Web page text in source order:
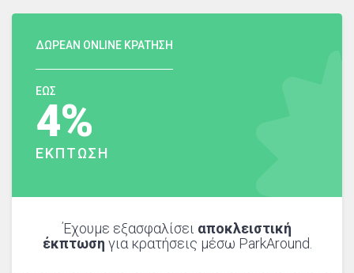
ΔΩΡΕΑΝ ONLINE ΚΡΑΤΗΣΗ
ΕΩΣ
4%
ΕΚΠΤΩΣΗ
Έχουμε εξασφαλίσει αποκλειστική
έκπτωση για κρατήσεις μέσω ParkAround.